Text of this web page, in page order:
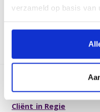
verzameld op basis van
Over Archipel
Cliënt in Regie